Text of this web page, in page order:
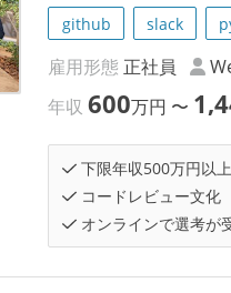
github slack
雇用形態 正社員
年収600万円 〜
下限年収500万円以上
コードレビュー文化
オンラインで選考が